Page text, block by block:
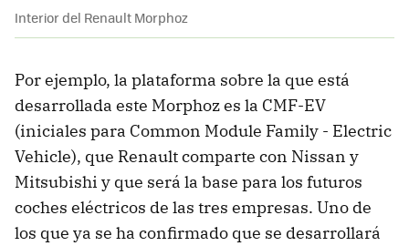
Interior del Renault Morphoz
Por ejemplo, la plataforma sobre la que está
desarrollada este Morphoz es la CMF-EV
(iniciales para Common Module Family - Electric
Vehicle), que Renault comparte con Nissan y
Mitsubishi y que será la base para los futuros
coches eléctricos de las tres empresas. Uno de
los que ya se ha confirmado que se desarrollará